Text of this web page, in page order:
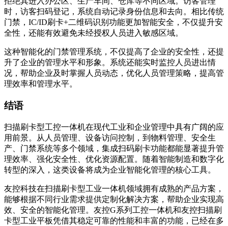
时，访客扫码登记，系统自动记录身份信息和去向。相比传统
门禁，IC/ID刷卡+二维码识别功能更加智能安全，不仅提升安
全性，还能有效避免未经授权人员进入敏感区域。
这种智能化的门禁管理系统，不仅提高了企业的安全性，还提
升了企业的管理水平和形象。系统还能实时监控人员进出情
况，帮助企业及时掌握人员动态，优化人员管理策略，提高管
理效率和管理水平。
结语
扫描刷卡型工控一体机在现代工业和企业管理中具有广阔的应
用前景。从人员管理、设备访问控制，到物料管理、安全生
产、门禁系统等多个领域，集成扫码刷卡功能都能显著提升管
理效率、强化安全性、优化资源配置。随着智能制造和数字化
转型的深入，这类设备将成为企业智能化管理的核心工具。
友控科技在扫描刷卡型工业一体机领域拥有成熟的产品方案，
能够根据不同行业需求提供定制化解决方案，帮助企业实现高
效、安全的智能化管理。友控G系列工控一体机和友控扫描刷
卡型工业平板凭借其稳定可靠的性能和丰富的功能，已经在多